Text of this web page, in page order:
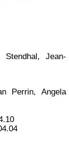
Jean-
Perrin, Angela